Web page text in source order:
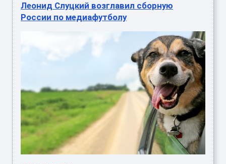
Леонид Слуцкий возглавил сборную
России по медиафутболу